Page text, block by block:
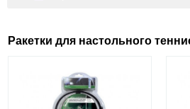
Ракетки для настольного